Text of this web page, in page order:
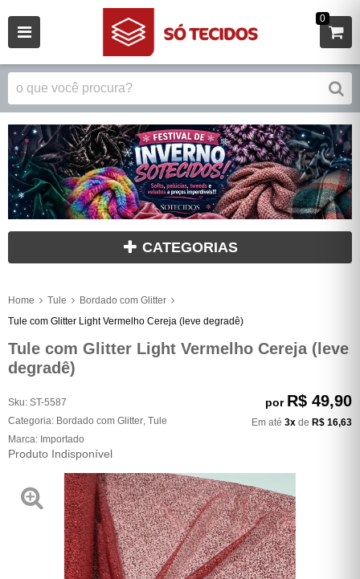
0
CATEGORIAS
Home Tule
Bordado com Glitter
Tule com Glitter Light Vermelho Cereja (leve degradê)
Tule com Glitter Light Vermelho Cereja (leve
degradê)
Sku: ST-5587
Categoria: Bordado com Glitter Tule
Marca: Importado
Produto Indisponível
por R$ 49,90
Em até 3x de R$ 16,63